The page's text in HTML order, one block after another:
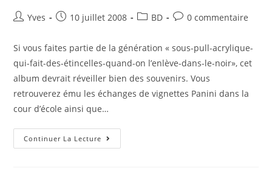
Yves 10 juillet 2008 BD 0 commentaire
Si vous faites partie de la génération « sous-pull-acrylique-
qui-fait-des-étincelles-quand-on l’enlève-dans-le-noir», cet
album devrait réveiller bien des souvenirs. Vous
retrouverez ému les échanges de vignettes Panini dans la
cour d’école ainsi que…
Continuer La Lecture